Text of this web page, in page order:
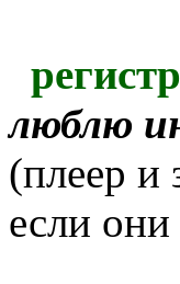
люблю
(плеер и
если